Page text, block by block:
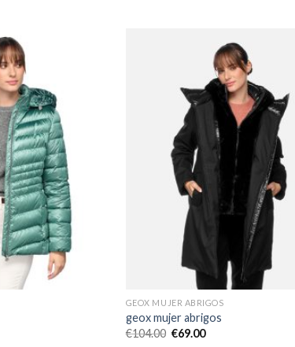
GEOX MUJER ABRIGOS
geox mujer abrigos
€104.00 €69.00